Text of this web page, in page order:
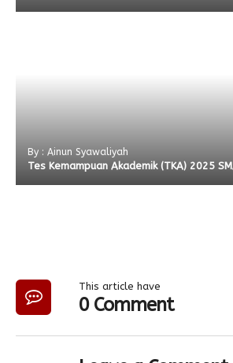
By : Ainun Syawaliyah
Tes Kemampuan Akademik (TKA) 2025
This article have
0 Comment